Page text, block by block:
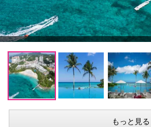
もっと見る